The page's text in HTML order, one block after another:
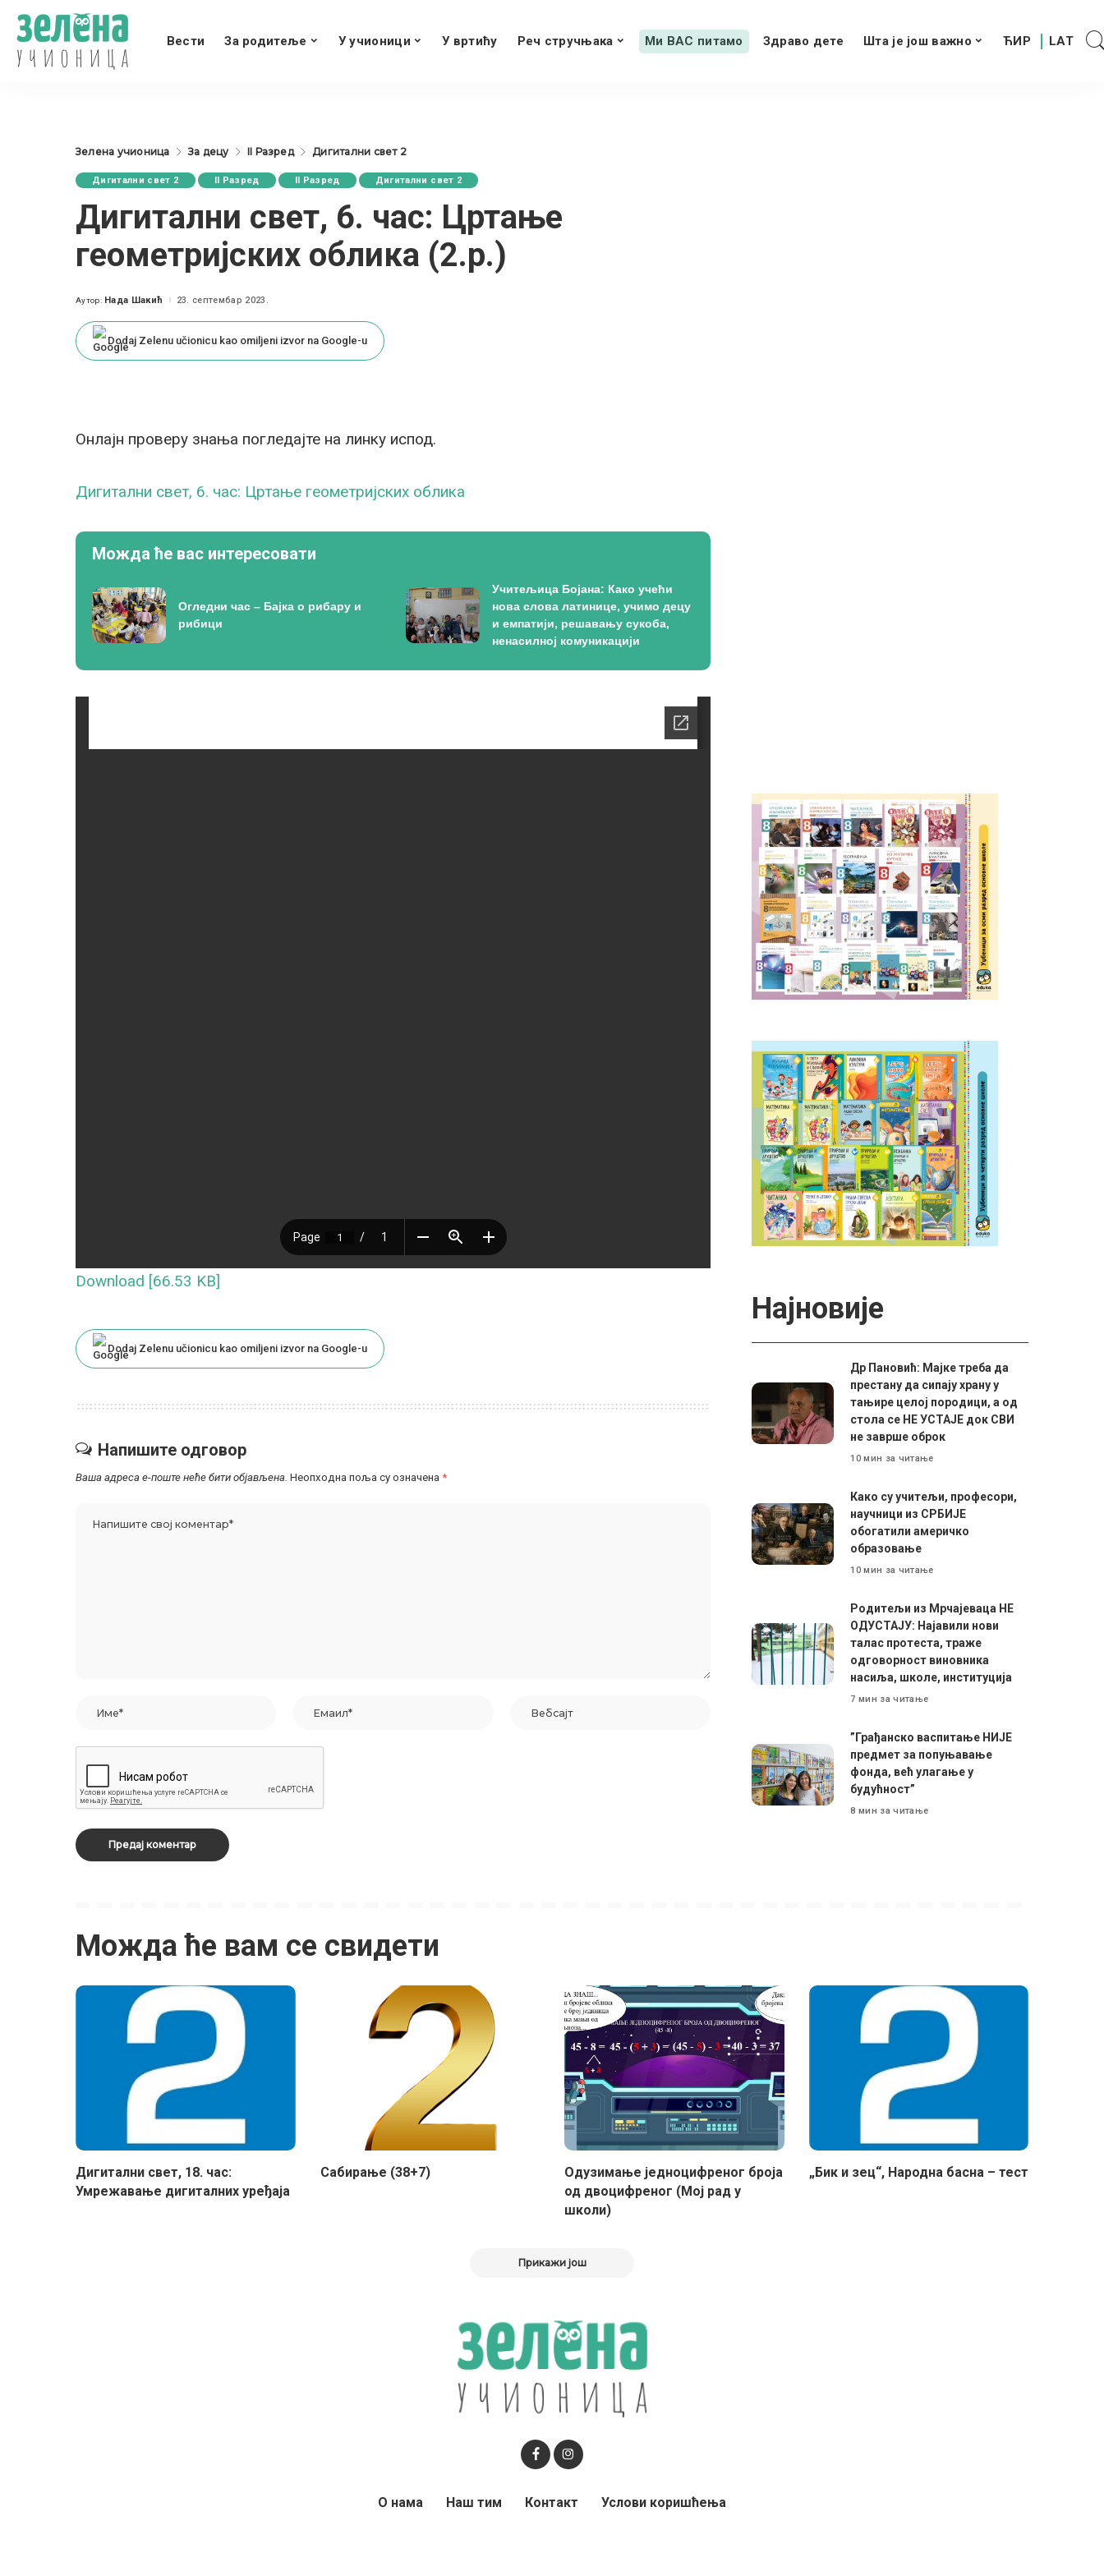
Вести За родитеље У учионици У вртићу Реч стручњака Ми ВАС питамо Здраво дете Шта је још важно
Зелена учионица За децу II Разред Дигитални свет 2
Дигитални свет 2 II Разред II Разред Дигитални свет 2
Дигитални свет, 6. час: Цртање
геометријских облика (2.р.)
Posted
Аутор: Нада Шакић 23. септембар 2023.
Dodaj Zelenu učionicu kao omiljeni izvor na Google-u
Онлајн проверу знања погледајте на линку испод.
Дигитални свет, 6. час: Цртање геометријских облика
Можда ће вас интересовати
Огледни час – Бајка о рибару и
рибици
Учитељица Бојана: Како учећи
нова слова латинице, учимо децу
и емпатији, решавању сукоба,
ненасилној комуникацији
Download [66.53 KB]
Dodaj Zelenu učionicu kao omiljeni izvor na Google-u
Напишите одговор
Ваша адреса е-поште неће бити објављена. Неопходна поља су означена *
Најновије
Др Пановић: Мајке треба да
престану да сипају храну у
тањире целој породици, а од
стола се НЕ УСТАЈЕ док СВИ
не заврше оброк
10 мин за читање
Како су учитељи, професори,
научници из СРБИЈЕ
обогатили америчко
образовање
10 мин за читање
Родитељи из Мрчајеваца НЕ
ОДУСТАЈУ: Најавили нови
талас протеста, траже
одговорност виновника
насиља, школе, институција
7 мин за читање
”Грађанско васпитање НИЈЕ
предмет за попуњавање
фонда, већ улагање у
будућност”
8 мин за читање
Можда ће вам се свидети
Дигитални свет, 18. час:
Умрежавање дигиталних уређаја
Сабирање (38+7)
Одузимање једноцифреног броја
од двоцифреног (Мој рад у
школи)
„Бик и зец“, Народна басна – тест
Прикажи још
О нама Наш тим Контакт Услови коришћења